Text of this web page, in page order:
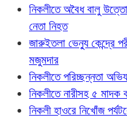
নিকলীতে অবৈধ বালু
নেতা নিহত
জারুইতলা ভেন্যু কেন্দ্রে
মজুমদার
নিকলীতে পরিচ্ছন্নতা
নিকলীতে নারীসহ ৫ মাদক
নিকলী হাওরে নিখোঁজ